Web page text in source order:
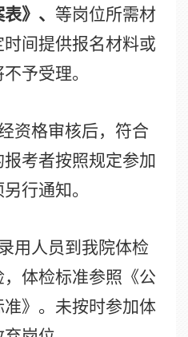
》、 等岗位所需材
间提供报名材料或
予受理。
资格审核后，符合
考者按照规定参加
行通知。
用人员到我院体检
体检标准参照《公
》。未按时参加体